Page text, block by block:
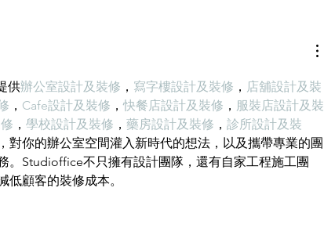
供辦公室設計及裝修 ， 寫字樓設計及裝修 ， 店舖設計及裝
， Cafe設計及裝修 ， 快餐店設計及裝修 ， 服裝店設計及裝
， 學校設計及裝修 ， 藥房設計及裝修 ， 診所設計及裝
，對你的辦公室空間灌入新時代的想法，以及攜帶專業的團
。Studioffice不只擁有設計團隊，還有自家工程施工團
顧客的裝修成本。